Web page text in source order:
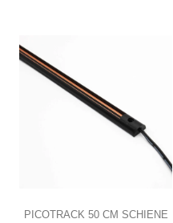
PICOTRACK 50 CM SCHIENE